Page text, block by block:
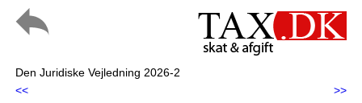
Den Juridiske Vejledning 2026-2
<<
>>